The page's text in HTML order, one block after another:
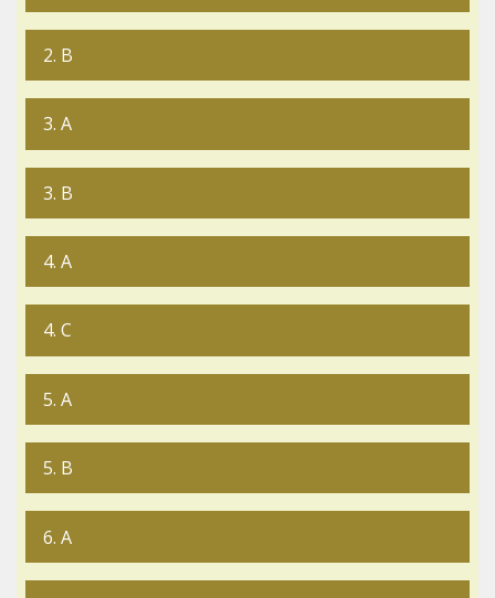
2. B
3. A
3. B
4. A
4. C
5. A
5. B
6. A